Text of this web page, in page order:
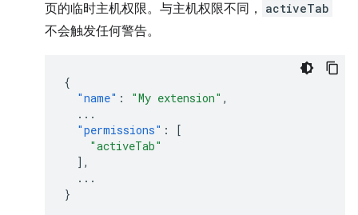
页的临时主机权限。与主机权限不同，
activeTab
不会触发任何警告。
{
"name" : "My extension" ,
...
"permissions" :
[
"activeTab"
],
...
}